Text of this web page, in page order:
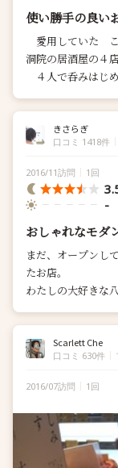
使い勝手の良い
愛用していた
洞院の居酒屋の４
４人で呑みはじ
きさらぎ
口コミ 1418件
2016/11訪問 1回
-
おしゃれなモダ
まだ、オープンし
たお店。
わたしの大好きな
東洞院に面しては
見せています。
そのよ...
Scarlett Che
口コミ 630件
2016/07訪問 1回